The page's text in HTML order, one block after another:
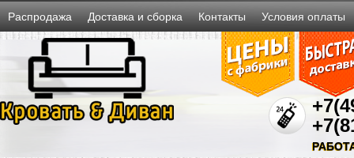
Распродажа Доставка и сборка Контакты Условия оплаты